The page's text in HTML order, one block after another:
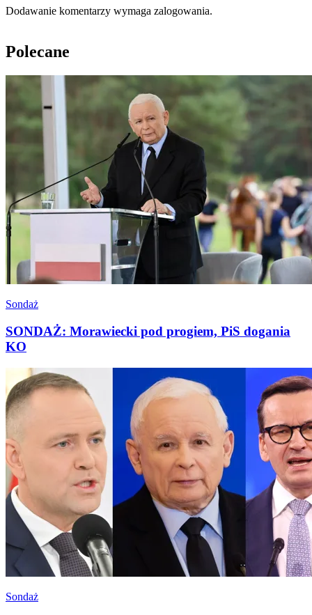
Dodawanie komentarzy wymaga zalogowania.
Polecane
Sondaż
SONDAŻ: Morawiecki pod progiem, PiS dogania
KO
Sondaż